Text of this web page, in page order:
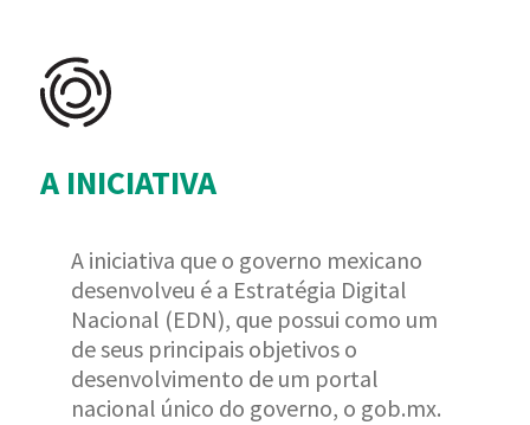
A INICIATIVA
A iniciativa que o governo mexicano
desenvolveu é a Estratégia Digital
Nacional (EDN), que possui como um
de seus principais objetivos o
desenvolvimento de um portal
nacional único do governo, o gob.mx.